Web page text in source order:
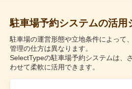
駐車場予約システムの活用
駐車場の運営形態や立地条件によって
管理の仕方は異なります。
SelectTypeの駐車場予約システムは、
わせて柔軟に活用できます。